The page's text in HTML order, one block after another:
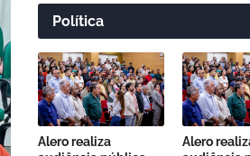
Política
Alero realiza
Alero